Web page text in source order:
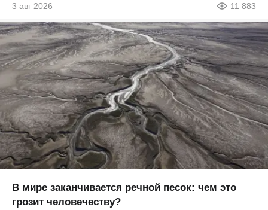
3 авг 2026 11 883
В мире заканчивается речной песок: чем это
грозит человечеству?